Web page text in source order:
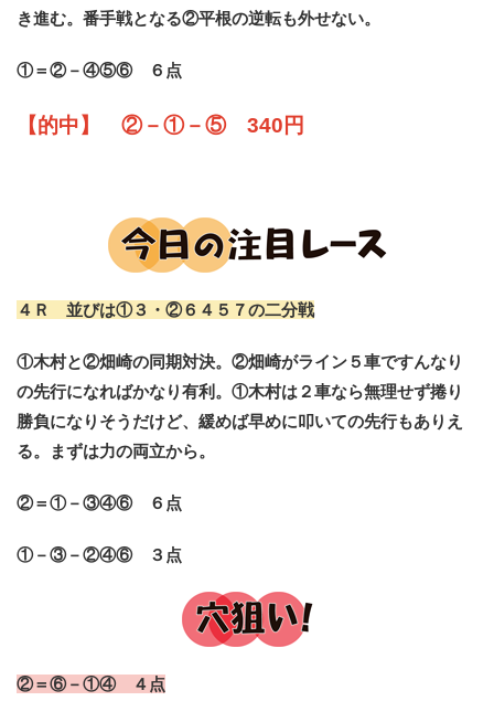
き進む。番手戦となる②平根の逆転も外せない。
①＝②－④⑤⑥ ６点
【的中】 ②－①－⑤ 340円
４Ｒ 並びは①３・②６４５７の二分戦
①木村と②畑崎の同期対決。②畑崎がライン５車ですんなり
の先行になればかなり有利。①木村は２車なら無理せず捲り
勝負になりそうだけど、緩めば早めに叩いての先行もありえ
る。まずは力の両立から。
②＝①－③④⑥ ６点
①－③－②④⑥ ３点
②＝⑥－①④ ４点